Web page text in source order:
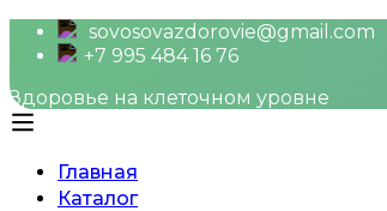
sovosovazdorovie@gmail.com
+7 995 484 16 76
Здоровье на клеточном уровне
Главная
Каталог